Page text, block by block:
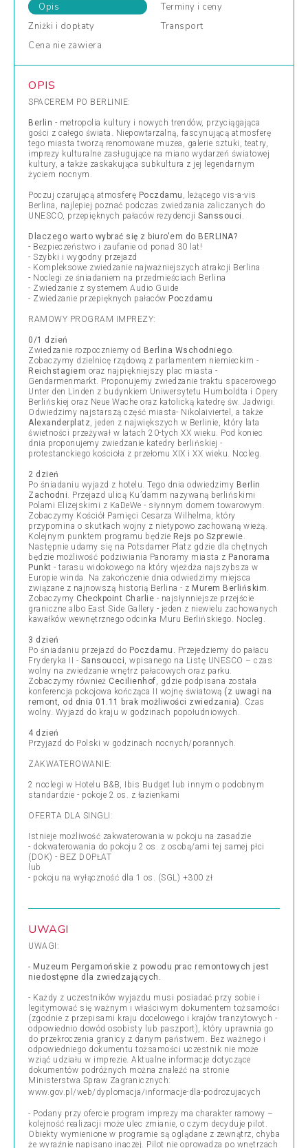
Opis Terminy i ceny
Zniżki i dopłaty
Transport
Cena nie zawiera
OPIS
SPACEREM PO BERLINIE:
Berlin - metropolia kultury i nowych trendów, przyciągająca
gości z całego świata. Niepowtarzalną, fascynującą atmosferę
tego miasta tworzą renomowane muzea, galerie sztuki, teatry,
imprezy kulturalne zasługujące na miano wydarzeń światowej
kultury, a także zaskakująca subkultura z jej legendarnym
życiem nocnym.
Poczuj czarującą atmosferę Poczdamu , leżącego vis-a-vis
Berlina, najlepiej poznać podczas zwiedzania zaliczanych do
UNESCO, przepięknych pałaców rezydencji Sanssouci .
Dlaczego warto wybrać się z biuro'em do BERLINA?
- Bezpieczeństwo i zaufanie od ponad 30 lat!
- Szybki i wygodny przejazd
- Kompleksowe zwiedzanie najważniejszych atrakcji Berlina
- Noclegi ze śniadaniem na przedmieściach Berlina
- Zwiedzanie z systemem Audio Guide
- Zwiedzanie przepięknych pałaców Poczdamu
RAMOWY PROGRAM IMPREZY:
0/1 dzień
Zwiedzanie rozpoczniemy od Berlina Wschodniego.
Zobaczymy dzielnicę rządową z parlamentem niemieckim -
Reichstagiem oraz najpiękniejszy plac miasta -
Gendarmenmarkt. Proponujemy zwiedzanie traktu spacerowego
Unter den Linden z budynkiem Uniwersytetu Humboldta i Opery
Berlińskiej oraz Neue Wache oraz katolicką katedrę św. Jadwigi.
Odwiedzimy najstarszą część miasta- Nikolaiviertel, a także
Alexanderplatz, jeden z największych w Berlinie, który lata
świetności przeżywał w latach 20-tych XX wieku. Pod koniec
dnia proponujemy zwiedzanie katedry berlińskiej -
protestanckiego kościoła z przełomu XIX i XX wieku. Nocleg.
2 dzień
Po śniadaniu wyjazd z hotelu. Tego dnia odwiedzimy Berlin
Zachodni. Przejazd ulicą Ku’damm nazywaną berlińskimi
Polami Elizejskimi z KaDeWe - słynnym domem towarowym.
Zobaczymy Kościół Pamięci Cesarza Wilhelma, który
przypomina o skutkach wojny z nietypowo zachowaną wieżą.
Kolejnym punktem programu będzie Rejs po Szprewie.
Następnie udamy się na Potsdamer Platz gdzie dla chętnych
będzie możliwość podziwiania Panoramy miasta z Panorama
Punkt - tarasu widokowego na który wjeżdża najszybsza w
Europie winda. Na zakończenie dnia odwiedzimy miejsca
związane z najnowszą historią Berlina - z Murem Berlińskim.
Zobaczymy Checkpoint Charlie - najsłynniejsze przejście
graniczne albo East Side Gallery - jeden z niewielu zachowanych
kawałków wewnętrznego odcinka Muru Berlińskiego. Nocleg.
3 dzień
Po śniadaniu przejazd do Poczdamu. Przejedziemy do pałacu
Fryderyka II - Sansoucci, wpisanego na Listę UNESCO – czas
wolny na zwiedzanie wnętrz pałacowych oraz parku.
Zobaczymy również Cecilienhof, gdzie podpisana została
konferencja pokojowa kończąca II wojnę światową (z uwagi na
remont, od dnia 01.11 brak możliwości zwiedzania) . Czas
wolny. Wyjazd do kraju w godzinach popołudniowych.
4 dzień
Przyjazd do Polski w godzinach nocnych/porannych.
ZAKWATEROWANIE:
2 noclegi w Hotelu B&B, Ibis Budget lub innym o podobnym
standardzie - pokoje 2 os. z łazienkami
OFERTA DLA SINGLI:
Istnieje możliwość zakwaterowania w pokoju na zasadzie
- dokwaterowania do pokoju 2 os. z osobą/ami tej samej płci
(DOK) - BEZ DOPŁAT
lub
- pokoju na wyłączność dla 1 os. (SGL) +300 zł
UWAGI
UWAGI:
- Muzeum Pergamońskie z powodu prac remontowych jest
niedostępne dla zwiedzających.
- Każdy z uczestników wyjazdu musi posiadać przy sobie i
legitymować się ważnym i właściwym dokumentem tożsamości
(zgodnie z przepisami kraju docelowego i krajów tranzytowych -
odpowiednio dowód osobisty lub paszport), który uprawnia go
do przekroczenia granicy z danym państwem. Bez ważnego i
odpowiedniego dokumentu tożsamości uczestnik nie może
wziąć udziału w imprezie. Aktualne informacje dotyczące
dokumentów podróżnych można znaleźć na stronie
Ministerstwa Spraw Zagranicznych:
www.gov.pl/web/dyplomacja/informacje-dla-podrozujacych
- Podany przy ofercie program imprezy ma charakter ramowy –
kolejność realizacji może ulec zmianie, o czym decyduje pilot.
Obiekty wymienione w programie są oglądane z zewnątrz, chyba
że wyraźnie napisano inaczej. Pilot nie oprowadza po wnętrzach